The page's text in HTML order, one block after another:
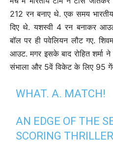
212 रन बनाए थे. एक समय
दिए थे. यशस्वी 4 रन बनाकर
बॉल पर ही पवेलियन लौट गए.
आउट. मगर इसके बाद रोहित शर्मा
संभाला और 5वें विकेट के लिए 95
WHAT. A. MATCH!
AN EDGE OF THE
SCORING